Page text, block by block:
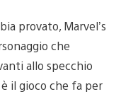
provato, Marvel’s
che
allo specchio
il gioco che fa per